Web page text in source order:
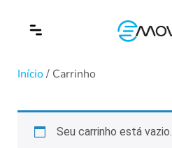
Início/ Carrinho
Seu carrinho está vazio.